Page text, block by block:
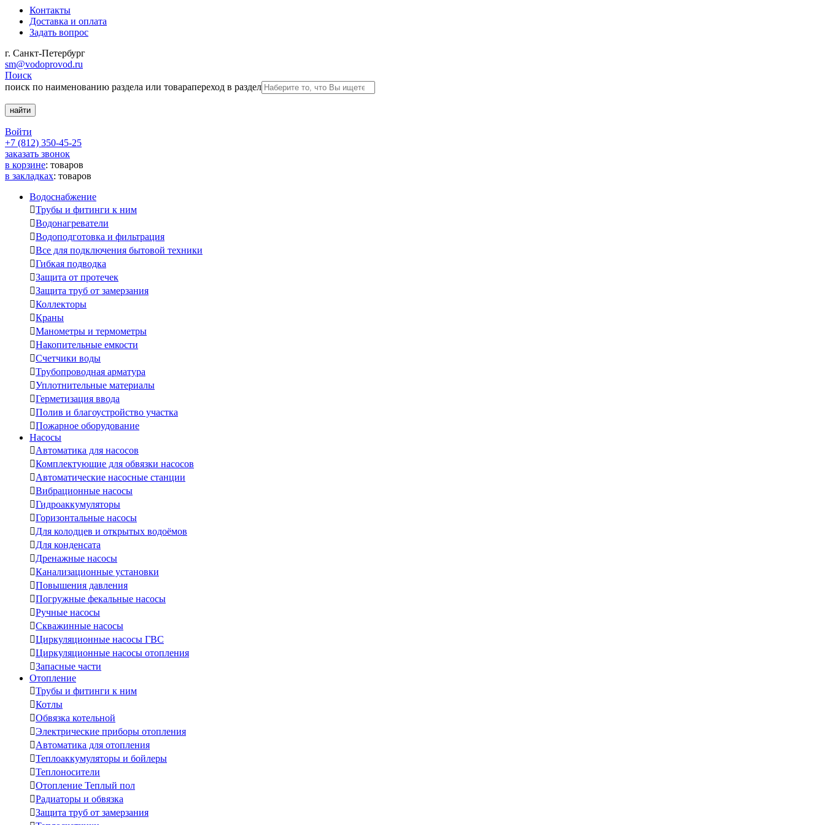
Контакты
Доставка и оплата
Задать вопрос
г. Санкт-Петербург
sm@vodoprovod.ru
Поиск
поиск по наименованию раздела или товарапереход в раздел
Войти
+7 (812) 350-45-25
заказать звонок
в корзине: товаров
в закладках: товаров
Водоснабжение
Трубы и фитинги к ним
Водонагреватели
Водоподготовка и фильтрация
Все для подключения бытовой техники
Гибкая подводка
Защита от протечек
Защита труб от замерзания
Коллекторы
Краны
Манометры и термометры
Накопительные емкости
Счетчики воды
Трубопроводная арматура
Уплотнительные материалы
Герметизация ввода
Полив и благоустройство участка
Пожарное оборудование
Насосы
Автоматика для насосов
Комплектующие для обвязки насосов
Автоматические насосные станции
Вибрационные насосы
Гидроаккумуляторы
Горизонтальные насосы
Для колодцев и открытых водоёмов
Для конденсата
Дренажные насосы
Канализационные установки
Повышения давления
Погружные фекальные насосы
Ручные насосы
Скважинные насосы
Циркуляционные насосы ГВС
Циркуляционные насосы отопления
Запасные части
Отопление
Трубы и фитинги к ним
Котлы
Обвязка котельной
Электрические приборы отопления
Автоматика для отопления
Теплоаккумуляторы и бойлеры
Теплоносители
Отопление Теплый пол
Радиаторы и обвязка
Защита труб от замерзания